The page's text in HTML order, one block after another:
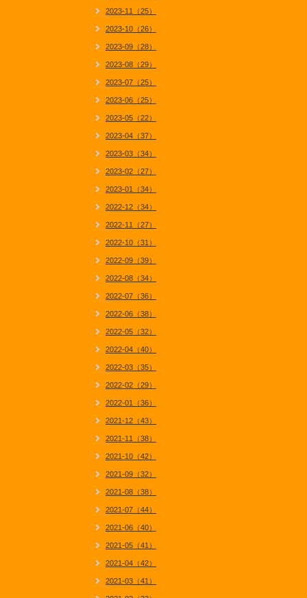
2023-11（25）
2023-10（26）
2023-09（28）
2023-08（29）
2023-07（25）
2023-06（25）
2023-05（22）
2023-04（37）
2023-03（34）
2023-02（27）
2023-01（34）
2022-12（34）
2022-11（27）
2022-10（31）
2022-09（39）
2022-08（34）
2022-07（36）
2022-06（38）
2022-05（32）
2022-04（40）
2022-03（35）
2022-02（29）
2022-01（36）
2021-12（43）
2021-11（38）
2021-10（42）
2021-09（32）
2021-08（38）
2021-07（44）
2021-06（40）
2021-05（41）
2021-04（42）
2021-03（41）